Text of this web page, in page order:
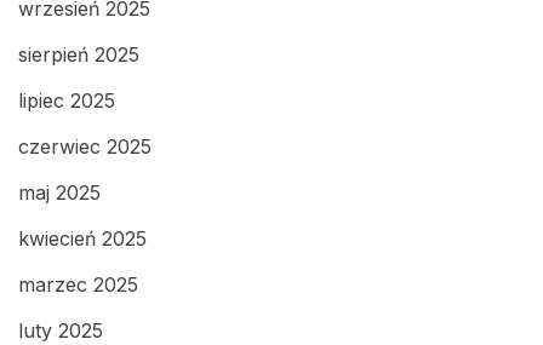
wrzesień 2025
sierpień 2025
lipiec 2025
czerwiec 2025
maj 2025
kwiecień 2025
marzec 2025
luty 2025